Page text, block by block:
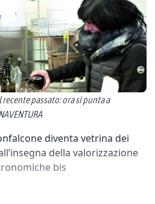
passato: ora si punta a
diventa vetrina dei
della valorizzazione
bis